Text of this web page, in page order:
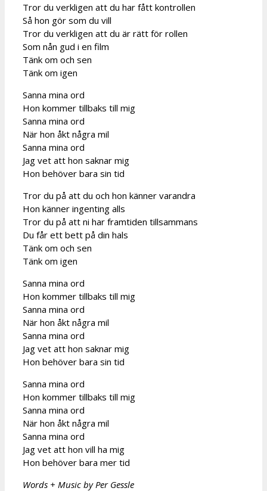
Tror du verkligen att du har fått kontrollen
Så hon gör som du vill
Tror du verkligen att du är rätt för rollen
Som nån gud i en film
Tänk om och sen
Tänk om igen
Sanna mina ord
Hon kommer tillbaks till mig
Sanna mina ord
När hon åkt några mil
Sanna mina ord
Jag vet att hon saknar mig
Hon behöver bara sin tid
Tror du på att du och hon känner varandra
Hon känner ingenting alls
Tror du på att ni har framtiden tillsammans
Du får ett bett på din hals
Tänk om och sen
Tänk om igen
Sanna mina ord
Hon kommer tillbaks till mig
Sanna mina ord
När hon åkt några mil
Sanna mina ord
Jag vet att hon saknar mig
Hon behöver bara sin tid
Sanna mina ord
Hon kommer tillbaks till mig
Sanna mina ord
När hon åkt några mil
Sanna mina ord
Jag vet att hon vill ha mig
Hon behöver bara mer tid
Words + Music by Per Gessle